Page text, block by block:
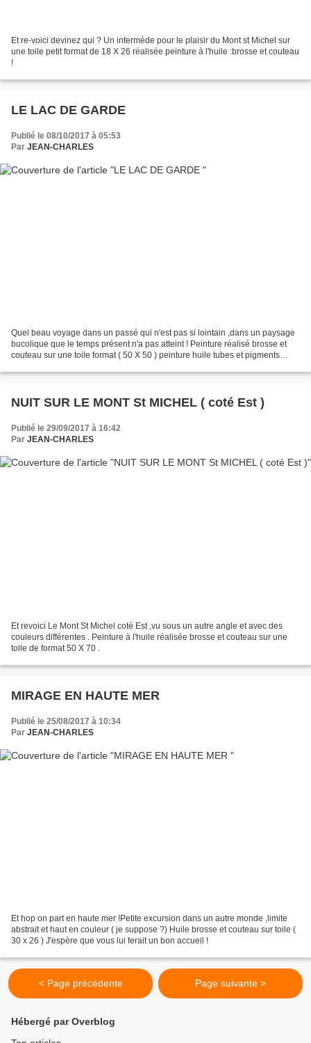
Et re-voici devinez qui ? Un intermède pour le plaisir du Mont st Michel sur
une toile petit format de 18 X 26 réalisée peinture à l'huile :brosse et couteau
!
LE LAC DE GARDE
Publié le 08/10/2017 à 05:53
Par JEAN-CHARLES
Quel beau voyage dans un passé qui n'est pas si lointain ,dans un paysage
bucolique que le temps présent n'a pas atteint ! Peinture réalisé brosse et
couteau sur une toile format ( 50 X 50 ) peinture huile tubes et pigments
NUIT SUR LE MONT St MICHEL ( coté Est )
Publié le 29/09/2017 à 16:42
Par JEAN-CHARLES
Et revoici Le Mont St Michel coté Est ,vu sous un autre angle et avec des
couleurs différentes . Peinture à l'huile réalisée brosse et couteau sur une
toile de format 50 X 70 .
MIRAGE EN HAUTE MER
Publié le 25/08/2017 à 10:34
Par JEAN-CHARLES
Et hop on part en haute mer !Petite excursion dans un autre monde ,limite
abstrait et haut en couleur ( je suppose ?) Huile brosse et couteau sur toile (
30 x 26 ) J'espère que vous lui ferait un bon accueil !
< Page précédente Page suivante >
Hébergé par Overblog